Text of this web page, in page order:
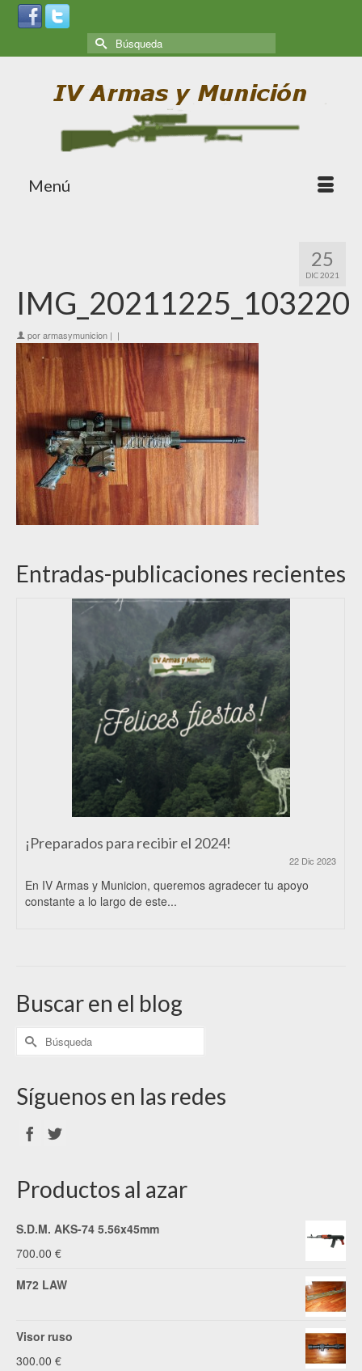
Menú
25
DIC 2021
IMG_20211225_103220
porarmasymunicion | |
Entradas-publicaciones recientes
¡Preparados para recibir el 2024!
22 Dic 2023
En IV Armas y Municion, queremos agradecer tu apoyo
constante a lo largo de este...
Buscar en el blog
Síguenos en las redes
Productos al azar
S.D.M. AKS-74 5.56x45mm
700.00 €
M72 LAW
Visor ruso
300.00 €